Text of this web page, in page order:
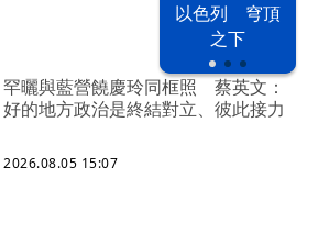
以色列 穹頂
之下
罕曬與藍營饒慶玲同框照 蔡英文：
好的地方政治是終結對立、彼此接力
2026.08.05 15:07